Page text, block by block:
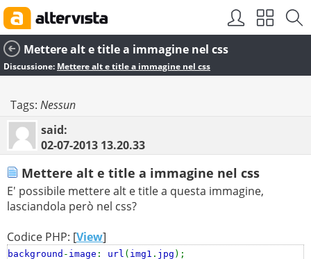
Mettere alt e title a immagine nel css
Discussione: Mettere alt e title a immagine nel css
Tags: Nessun
said:
02-07-2013 13.20.33
Mettere alt e title a immagine nel css
E' possibile mettere alt e title a questa immagine,
lasciandola però nel css?
Codice PHP: [View]
background - image : url ( img1 . jpg );